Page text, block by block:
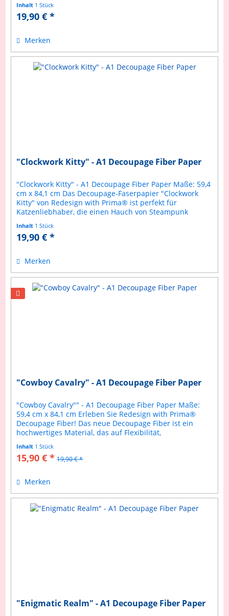
Inhalt 1 Stück
19,90 € *
Merken
"Clockwork Kitty" - A1 Decoupage Fiber Paper
"Clockwork Kitty" - A1 Decoupage Fiber Paper Maße: 59,4
cm x 84,1 cm Das Decoupage-Faserpapier "Clockwork
Kitty" von Redesign with Prima® ist perfekt für
Katzenliebhaber, die einen Hauch von Steampunk
Inhalt 1 Stück
19,90 € *
Merken
"Cowboy Cavalry" - A1 Decoupage Fiber Paper
"Cowboy Cavalry"" - A1 Decoupage Fiber Paper Maße:
59,4 cm x 84,1 cm Erleben Sie Redesign with Prima®
Decoupage Fiber! Das neue Decoupage Fiber ist ein
hochwertiges Material, das auf Flexibilität,
Inhalt 1 Stück
15,90 € * 19,90 € *
Merken
"Enigmatic Realm" - A1 Decoupage Fiber Paper